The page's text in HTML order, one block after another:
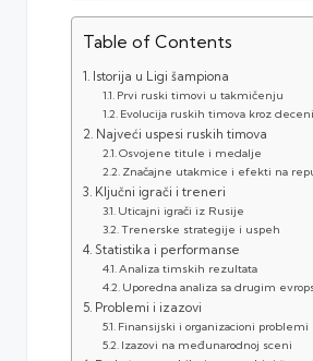
Table of Contents
Istorija u Ligi šampiona
Prvi ruski timovi u takmičenju
Evolucija ruskih timova kroz
Najveći uspesi ruskih timova
Osvojene titule i medalje
Značajne utakmice i efekti na
Ključni igrači i treneri
Uticajni igrači iz Rusije
Trenerske strategije i uspeh
Statistika i performanse
Analiza timskih rezultata
Uporedna analiza sa drugim
Problemi i izazovi
Finansijski i organizacioni problemi
Izazovi na međunarodnoj sceni